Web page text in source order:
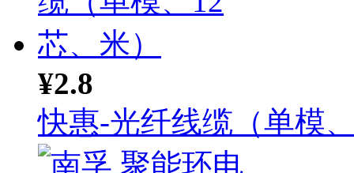
¥2.8
快惠-光纤线缆（单模